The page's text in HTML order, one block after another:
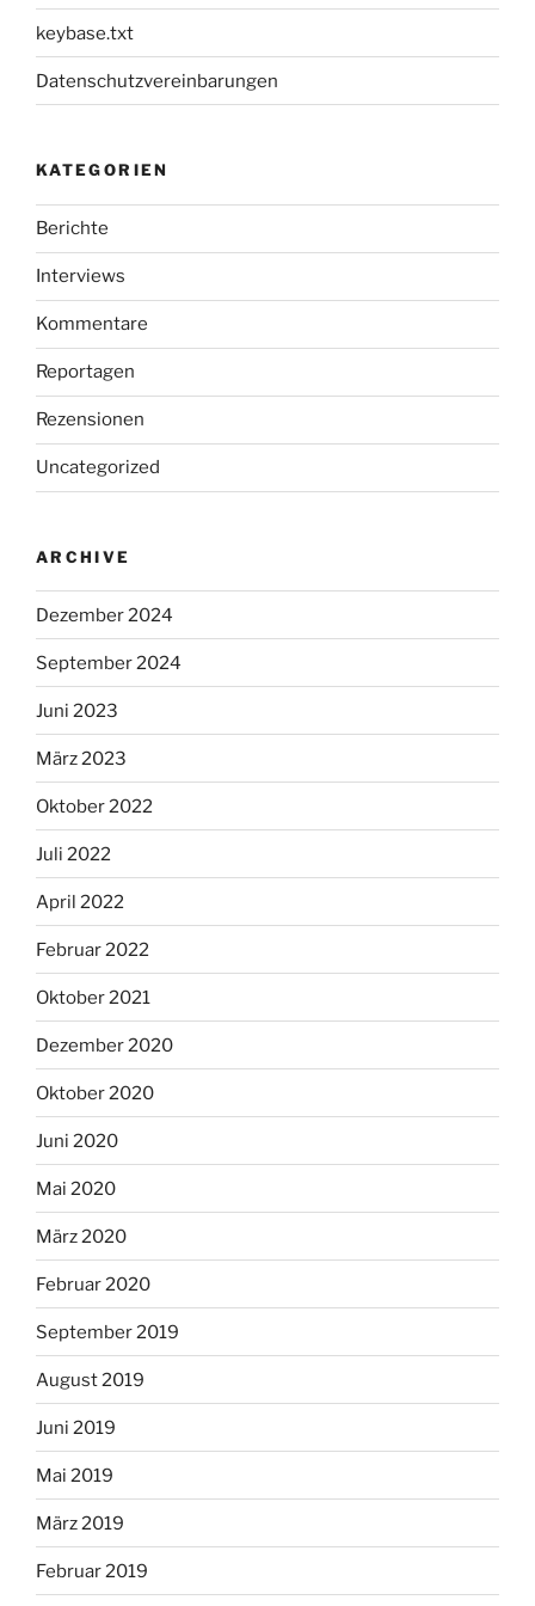
keybase.txt
Datenschutzvereinbarungen
KATEGORIEN
Berichte
Interviews
Kommentare
Reportagen
Rezensionen
Uncategorized
ARCHIVE
Dezember 2024
September 2024
Juni 2023
März 2023
Oktober 2022
Juli 2022
April 2022
Februar 2022
Oktober 2021
Dezember 2020
Oktober 2020
Juni 2020
Mai 2020
März 2020
Februar 2020
September 2019
August 2019
Juni 2019
Mai 2019
März 2019
Februar 2019